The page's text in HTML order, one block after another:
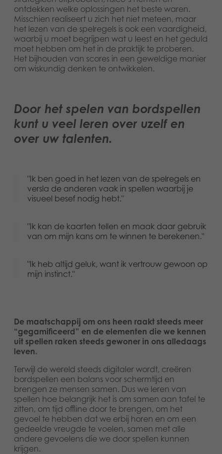
ontdekken welke oplossingen het beste waren.
Misschien realiseert u zich het niet meteen, maar
het lezen van de spelregels is ook een vaardigheid,
waarbij u moet begrijpen wat u leest en het geduld
moet hebben om het in de praktijk te proberen.
Het bijhouden van scores in een geweldige manier
om wiskundig denken te ontwikkelen.
Door het spelen van bordspellen
kunt u veel leren over uzelf en
over uw talenten.
"Ik ben goed in het lezen van de spelregels en
versla de anderen vaak in spellen waarbij je
visueel besef nodig hebt."
"Ik kan de kaarten tellen en maak daar gebruik
van om mijn kans om te winnen te berekenen."
"Ik heb altijd geluk, want ik vertrouw gewoon op
mijn instinct."
De maatschappij om ons heen raakt steeds meer
“gegamificeerd” en de elementen die we kennen
uit spellen raken steeds gewoner in ons alledaags
leven.
Terwijl de wereld steeds digitaler wordt, creëren
bordspellen een balans voor schermtijd en
brengen ze mensen samen. Dus we leren van
spellen hoe belangrijk het is om samen aan tafel te
zitten, om tijd offline door te brengen, om het
gevoel te hebben dat we erbij horen en om een
gedeelde vreugde te voelen, samen met alle
andere gevoelens die we door spellen kunnen
krijgen.